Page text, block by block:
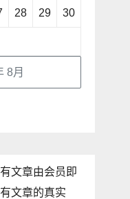
8月
28 29 30
文章由会员即
文章的真实